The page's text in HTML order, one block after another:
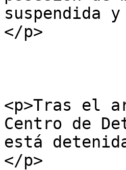
suspendida
</p>
<p>Tras el
Centro de
está
</p>